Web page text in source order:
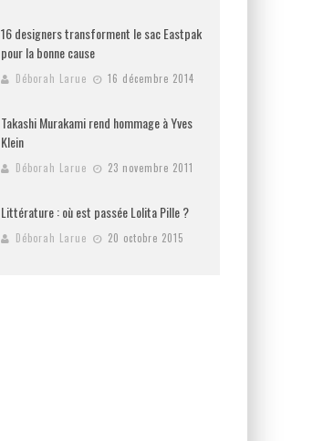
16 designers transforment le sac Eastpak
pour la bonne cause
Déborah Larue 16 décembre 2014
Takashi Murakami rend hommage à Yves
Klein
Déborah Larue 23 novembre 2011
Littérature : où est passée Lolita Pille ?
Déborah Larue 20 octobre 2015